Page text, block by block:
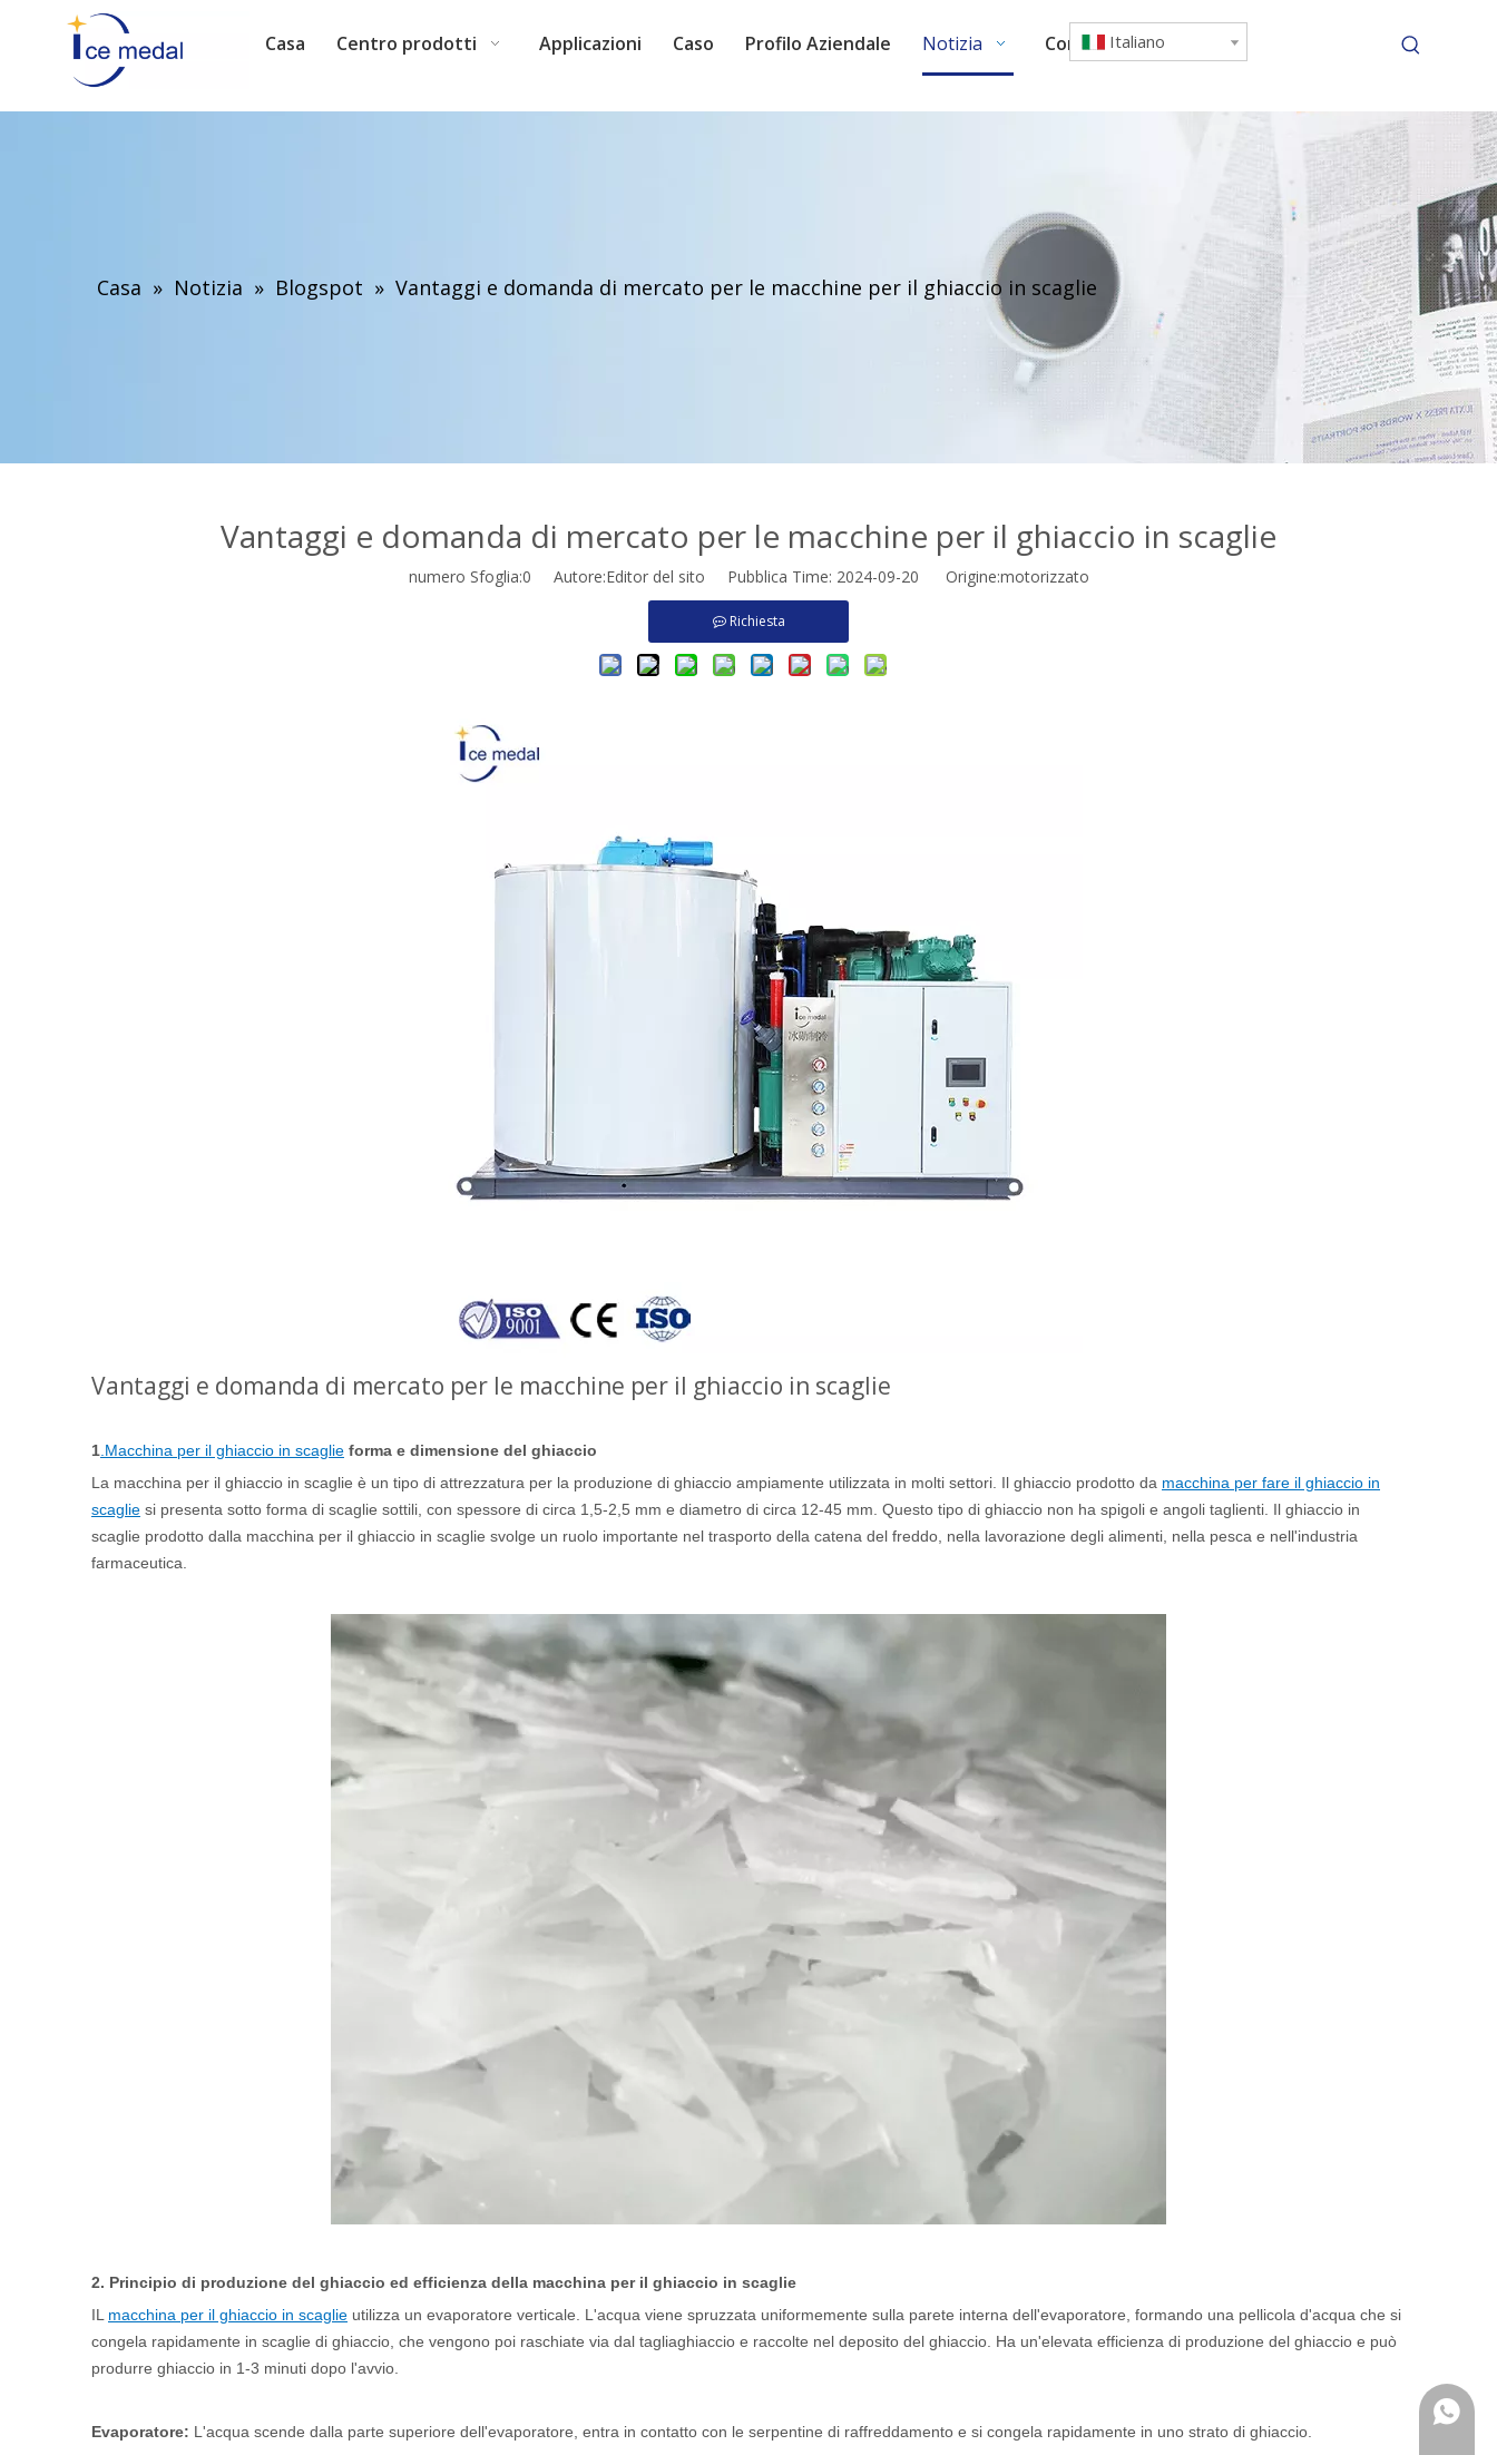
Casa Centro prodotti Applicazioni Caso Profilo Aziendale Notizia ContattaciItaliano
Casa » Notizia » Blogspot » Vantaggi e domanda di mercato per le macchine per il ghiaccio in scaglie
Vantaggi e domanda di mercato per le macchine per il ghiaccio in scaglie
numero Sfoglia:0 Autore:Editor del sito Pubblica Time: 2024-09-20 Origine:motorizzato
Richiesta
Vantaggi e domanda di mercato per le macchine per il ghiaccio in scaglie
1 .Macchina per il ghiaccio in scaglie forma e dimensione del ghiaccio
La macchina per il ghiaccio in scaglie è un tipo di attrezzatura per la produzione di ghiaccio ampiamente utilizzata in molti settori. Il ghiaccio prodotto da macchina per fare il ghiaccio in
scaglie si presenta sotto forma di scaglie sottili, con spessore di circa 1,5-2,5 mm e diametro di circa 12-45 mm. Questo tipo di ghiaccio non ha spigoli e angoli taglienti. Il ghiaccio in
scaglie prodotto dalla macchina per il ghiaccio in scaglie svolge un ruolo importante nel trasporto della catena del freddo, nella lavorazione degli alimenti, nella pesca e nell'industria
farmaceutica.
2. Principio di produzione del ghiaccio ed efficienza della macchina per il ghiaccio in scaglie
IL macchina per il ghiaccio in scaglie utilizza un evaporatore verticale. L'acqua viene spruzzata uniformemente sulla parete interna dell'evaporatore, formando una pellicola d'acqua che si
congela rapidamente in scaglie di ghiaccio, che vengono poi raschiate via dal tagliaghiaccio e raccolte nel deposito del ghiaccio. Ha un'elevata efficienza di produzione del ghiaccio e può
produrre ghiaccio in 1-3 minuti dopo l'avvio.
Evaporatore: L'acqua scende dalla parte superiore dell'evaporatore, entra in contatto con le serpentine di raffreddamento e si congela rapidamente in uno strato di ghiaccio.
+86